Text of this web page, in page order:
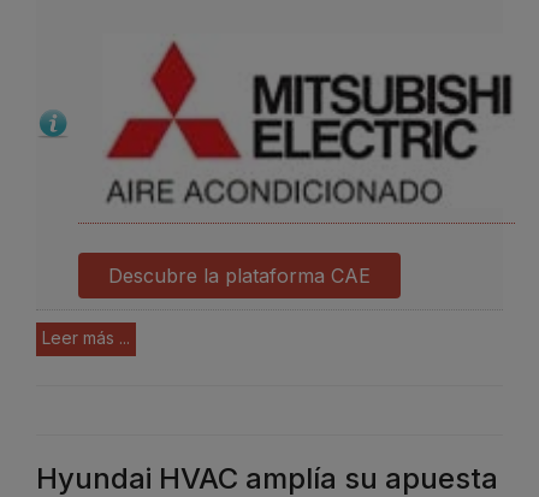
Descubre la plataforma CAE
Leer más ...
Hyundai HVAC amplía su apuesta